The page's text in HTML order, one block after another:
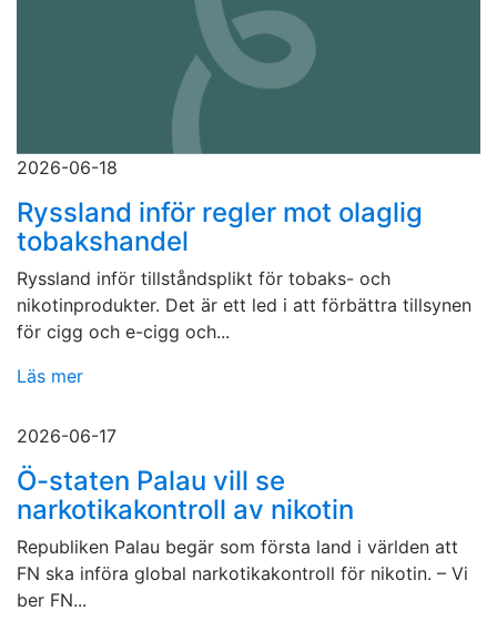
2026-06-18
Ryssland inför regler mot olaglig
tobakshandel
Ryssland inför tillståndsplikt för tobaks- och
nikotinprodukter. Det är ett led i att förbättra tillsynen
för cigg och e-cigg och...
Läs mer
2026-06-17
Ö-staten Palau vill se
narkotikakontroll av nikotin
Republiken Palau begär som första land i världen att
FN ska införa global narkotikakontroll för nikotin. – Vi
ber FN...